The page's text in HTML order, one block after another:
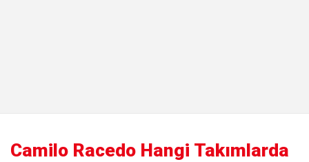
Camilo Racedo Hangi Takımlarda